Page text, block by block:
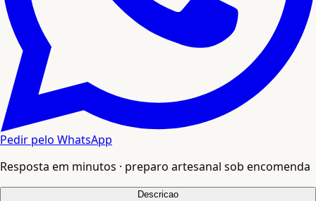
Pedir pelo WhatsApp
Resposta em minutos · preparo artesanal sob encomenda
Descricao